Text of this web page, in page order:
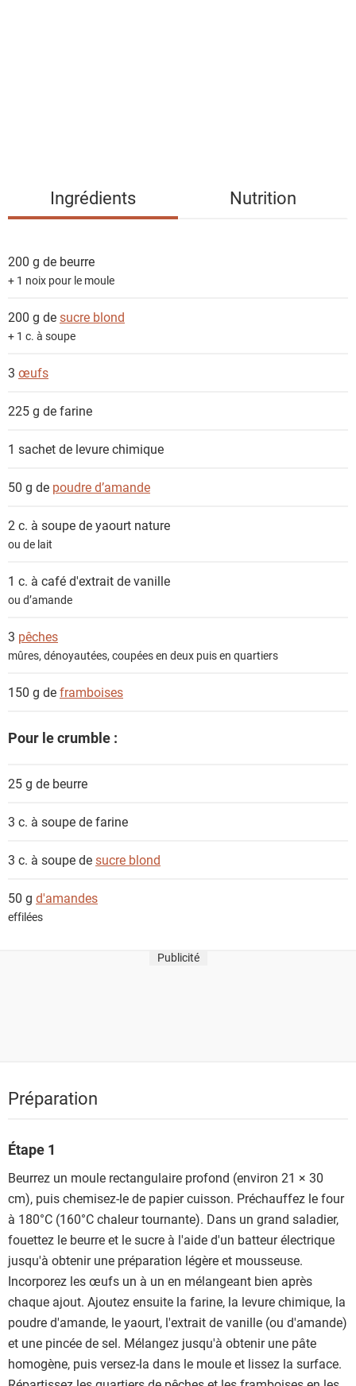
i
e
n
t
Ingrédients Nutrition
200 g de beurre
+ 1 noix pour le moule
200 g desucre blond
+ 1 c. à soupe
3 œufs
225 g defarine
1 sachet de levure chimique
50 g de poudre d’amande
2 c. à soupe deyaourt nature
ou de lait
1 c. à caféd'extrait de vanille
ou d’amande
3 pêches
mûres, dénoyautées, coupées en deux puis en quartiers
150 g deframboises
Pour le crumble :
25 g de beurre
3 c. à soupe defarine
3 c. à soupe desucre blond
50 g d'amandes
effilées
Publicité
Préparation
Étape 1
Beurrez un moule rectangulaire profond (environ 21 × 30
cm), puis chemisez-le de papier cuisson. Préchauffez le four
à 180°C (160°C chaleur tournante). Dans un grand saladier,
fouettez le beurre et le sucre à l'aide d'un batteur électrique
jusqu'à obtenir une préparation légère et mousseuse.
Incorporez les œufs un à un en mélangeant bien après
chaque ajout. Ajoutez ensuite la farine, la levure chimique, la
poudre d'amande, le yaourt, l'extrait de vanille (ou d'amande)
et une pincée de sel. Mélangez jusqu'à obtenir une pâte
homogène, puis versez-la dans le moule et lissez la surface.